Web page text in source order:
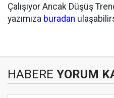
Çalışıyor Ancak Düşüş
yazımıza buradan
HABERE YORUM